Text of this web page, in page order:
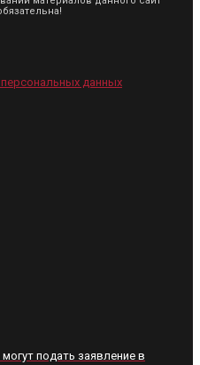
данных
подать заявление в